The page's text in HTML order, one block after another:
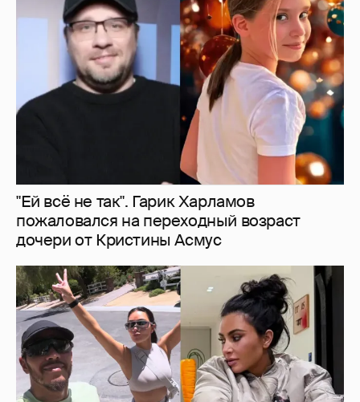
"Ей всё не так". Гарик Харламов
пожаловался на переходный возраст
дочери от Кристины Асмус